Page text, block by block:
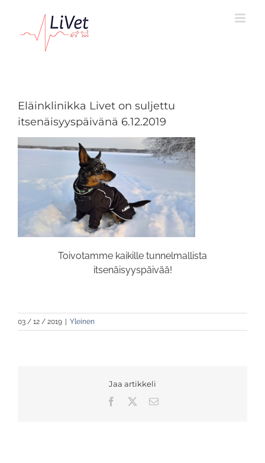
content
Eläinklinikka Livet on suljettu
itsenäisyyspäivänä 6.12.2019
Toivotamme kaikille tunnelmallista
itsenäisyyspäivää!
03 / 12 / 2019 Yleinen
Jaa artikkeli
Facebook
Sähköposti